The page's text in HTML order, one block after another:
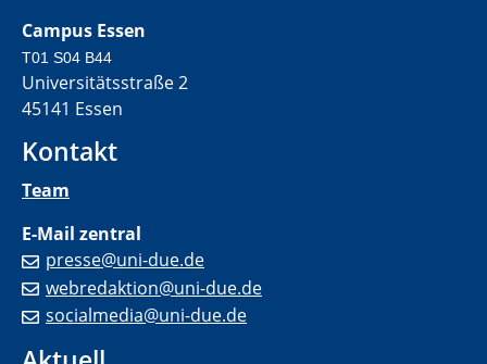
Campus Essen
T01 S04 B44
Universitätsstraße 2
45141 Essen
Kontakt
Team
E-Mail zentral
presse@uni-due.de
webredaktion@uni-due.de
socialmedia@uni-due.de